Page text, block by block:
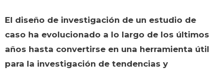
El diseño de investigación de un estudio de
caso ha evolucionado a lo largo de los últimos
años hasta convertirse en una herramienta útil
para la investigación de tendencias y